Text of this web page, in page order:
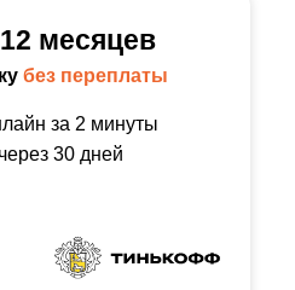
месяцев
без переплаты
за 2 минуты
30 дней